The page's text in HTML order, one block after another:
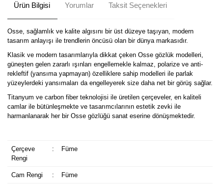
Ürün Bilgisi Yorumlar Taksit Seçenekleri
Osse, sağlamlık ve kalite algısını bir üst düzeye taşıyan, modern
tasarım anlayışı ile trendlerin öncüsü olan bir dünya markasıdır.
Klasik ve modern tasarımlarıyla dikkat çeken Osse gözlük modelleri,
güneşten gelen zararlı ışınları engellemekle kalmaz, polarize ve anti-
rekleftif (yansıma yapmayan) özelliklere sahip modelleri ile parlak
yüzeylerdeki yansımaları da engelleyerek size daha net bir görüş sağlar.
Titanyum ve carbon fiber teknolojisi ile üretilen çerçeveler, en kaliteli
camlar ile bütünleşmekte ve tasarımcılarının estetik zevki ile
harmanlanarak her bir Osse gözlüğü sanat eserine dönüşmektedir.
Çerçeve
Rengi
: Füme
Cam Rengi : Füme